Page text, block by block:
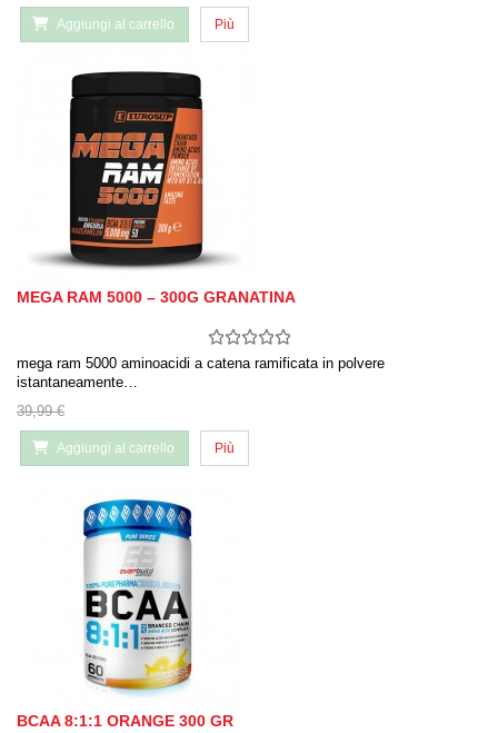
Aggiungi al carrello Più
MEGA RAM 5000 – 300G GRANATINA
mega ram 5000 aminoacidi a catena ramificata in polvere
istantaneamente…
39,99 €
Aggiungi al carrello Più
BCAA 8:1:1 ORANGE 300 GR